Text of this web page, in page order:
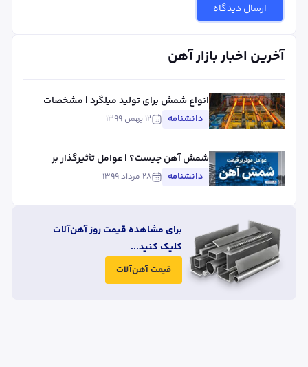
ارسال دیدگاه
آخرین اخبار بازار آهن
انواع شمش برای تولید میلگرد | مشخصات
بهترین شمش‌ها برای ساخت میلگرد
دانشنامه ۱۲ بهمن ۱۳۹۹
شمش آهن چیست؟ | عوامل تأثیرگذار بر
قیمت شمش آهن در ایران
دانشنامه ۲۸ مرداد ۱۳۹۹
برای مشاهده قیمت روز آهن‌آلات
کلیک کنید...
قیمت آهن‌آلات